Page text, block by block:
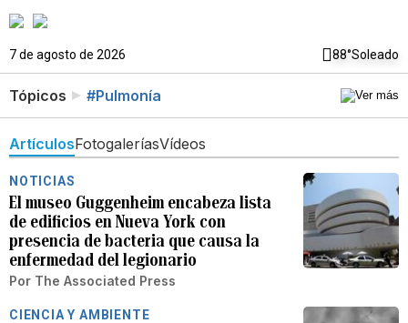
7 de agosto de 2026 88°Soleado
Tópicos #Pulmonía
ArtículosFotogaleríasVídeos
NOTICIAS
El museo Guggenheim encabeza lista
de edificios en Nueva York con
presencia de bacteria que causa la
enfermedad del legionario
Por The Associated Press
CIENCIA Y AMBIENTE